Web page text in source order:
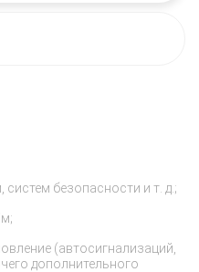
безопасности и т. д.;
(автосигнализаций,
дополнительного